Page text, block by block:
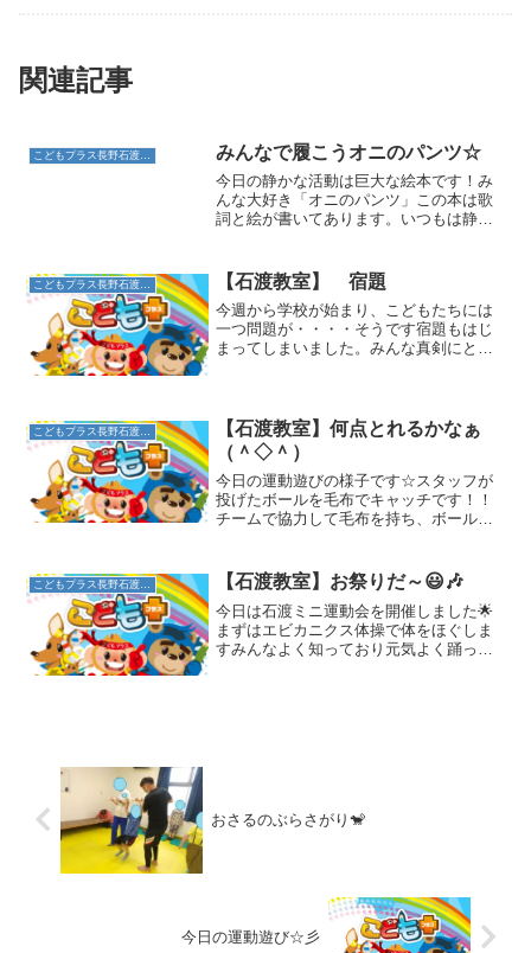
関連記事
みんなで履こうオニのパンツ☆
今日の静かな活動は巨大な絵本です！み
んな大好き「オニのパンツ」この本は歌
詞と絵が書いてあります。いつもは静か
した☆こんな静かな活動（？）もたまに
は良いですね＼(^o^)...
こどもプラス長野石渡教室 【石渡教室】 宿題
今週から学校が始まり、こどもたちには
一つ問題が・・・・そうです宿題もはじ
まってしまいました。みんな真剣にとり
ってます。教える方が教え...
【石渡教室】何点とれるかなぁ
（＾◇＾）
今日の運動遊びの様子です☆スタッフが
投げたボールを毛布でキャッチです！！
チームで協力して毛布を持ち、ボールが
０点、中くらいのボールが２０点、そし
て大きいボールが３０点で...
こどもプラス長野石渡教室 【石渡教室】お祭りだ～😃🎶
今日は石渡ミニ運動会を開催しました🌟
まずはエビカニクス体操で体をほぐしま
すみんなよく知っており元気よく踊って
おさるのぶらさがり🐒
今日の運動遊び☆彡